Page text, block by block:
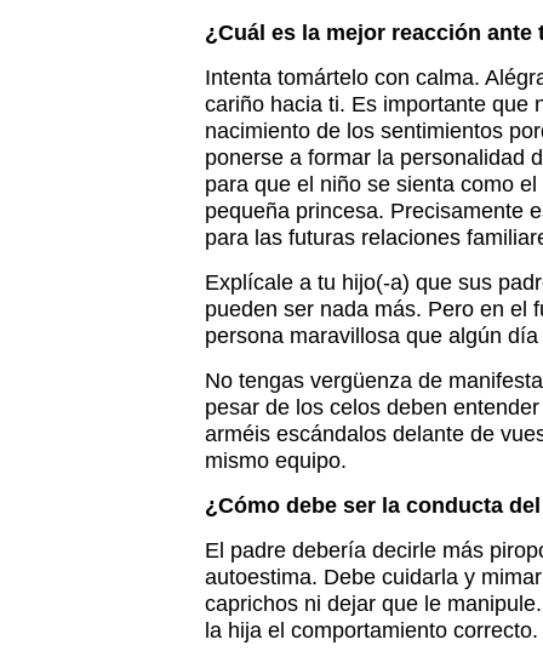
¿Cuál es la mejor reacción
Intenta tomártelo con calma.
cariño hacia ti. Es importante que
nacimiento de los sentimientos
ponerse a formar la personalidad
para que el niño se sienta como
pequeña princesa. Precisamente
para las futuras relaciones
Explícale a tu hijo(-a) que sus
pueden ser nada más. Pero en el
persona maravillosa que algún
No tengas vergüenza de
pesar de los celos deben
arméis escándalos delante de
mismo equipo.
¿Cómo debe ser la conducta
El padre debería decirle más
autoestima. Debe cuidarla y
caprichos ni dejar que le
la hija el comportamiento correcto.